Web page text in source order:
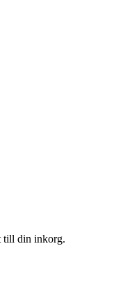
till din inkorg.